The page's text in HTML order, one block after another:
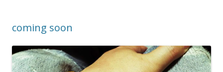
coming soon